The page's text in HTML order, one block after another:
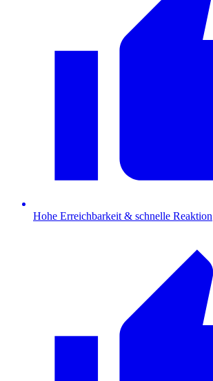
Hohe Erreichbarkeit & schnelle Reaktion